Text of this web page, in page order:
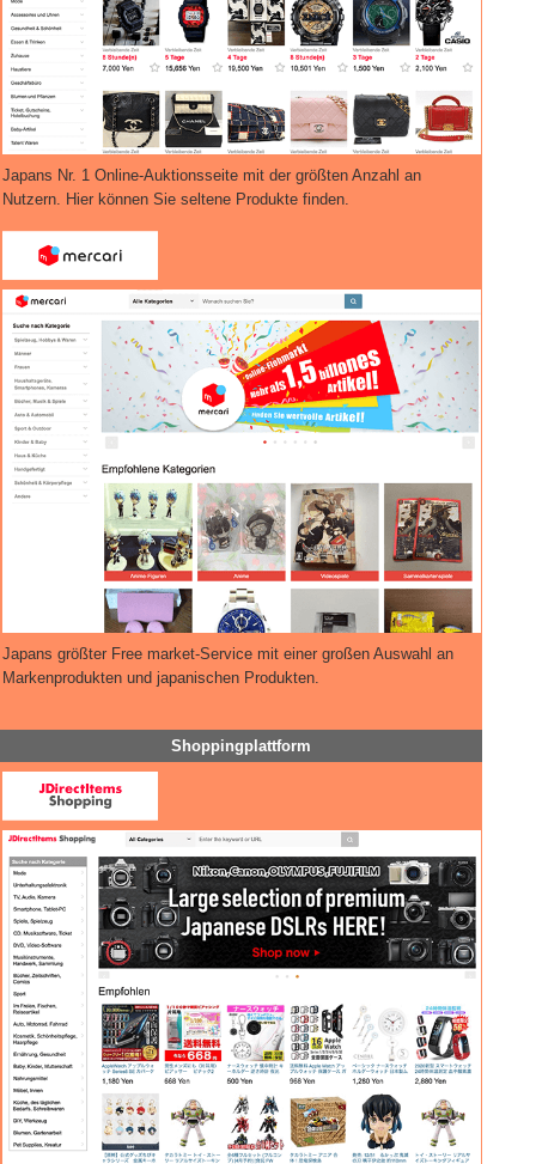
Japans Nr. 1 Online-Auktionsseite mit der größten Anzahl an
Nutzern. Hier können Sie seltene Produkte finden.
Japans größter Free market-Service mit einer großen Auswahl an
Markenprodukten und japanischen Produkten.
Shoppingplattform